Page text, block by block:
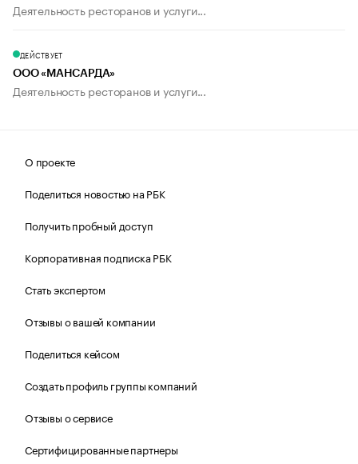
Деятельность ресторанов и услуги...
ДЕЙСТВУЕТ
ООО «МАНСАРДА»
Деятельность ресторанов и услуги...
О проекте
Поделиться новостью на РБК
Получить пробный доступ
Корпоративная подписка РБК
Стать экспертом
Отзывы о вашей компании
Поделиться кейсом
Создать профиль группы компаний
Отзывы о сервисе
Сертифицированные партнеры